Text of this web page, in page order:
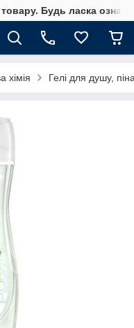
Будь ласка
хімія Гелі для душу,